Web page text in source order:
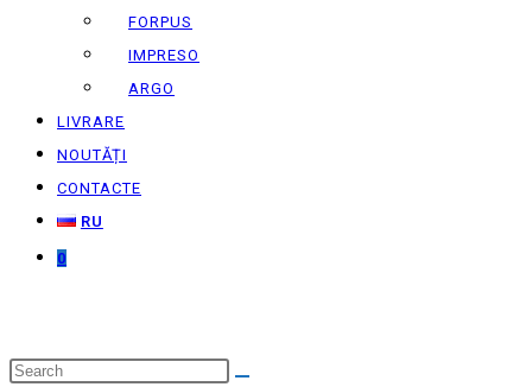
FORPUS
IMPRESO
ARGO
LIVRARE
NOUTĂȚI
CONTACTE
RU
0